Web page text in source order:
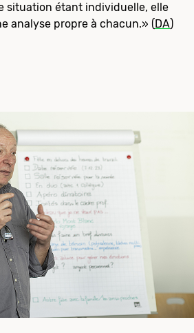
situation étant individuelle, elle
analyse propre à chacun.» ( DA)